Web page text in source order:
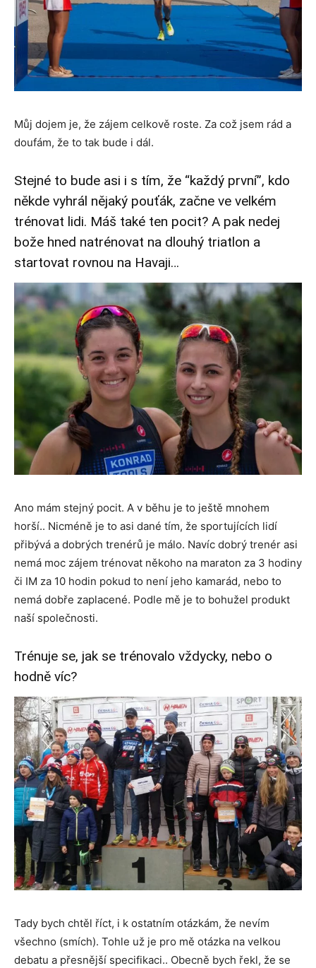
Můj dojem je, že zájem celkově roste. Za což jsem rád a
doufám, že to tak bude i dál.
Stejné to bude asi i s tím, že “každý první”, kdo
někde vyhrál nějaký pouťák, začne ve velkém
trénovat lidi. Máš také ten pocit? A pak nedej
bože hned natrénovat na dlouhý triatlon a
startovat rovnou na Havaji…
Ano mám stejný pocit. A v běhu je to ještě mnohem
horší.. Nicméně je to asi dané tím, že sportujících lidí
přibývá a dobrých trenérů je málo. Navíc dobrý trenér asi
nemá moc zájem trénovat někoho na maraton za 3 hodiny
či IM za 10 hodin pokud to není jeho kamarád, nebo to
nemá dobře zaplacené. Podle mě je to bohužel produkt
naší společnosti.
Trénuje se, jak se trénovalo vždycky, nebo o
hodně víc?
Tady bych chtěl říct, i k ostatním otázkám, že nevím
všechno (smích). Tohle už je pro mě otázka na velkou
debatu a přesnější specifikaci.. Obecně bych řekl, že se